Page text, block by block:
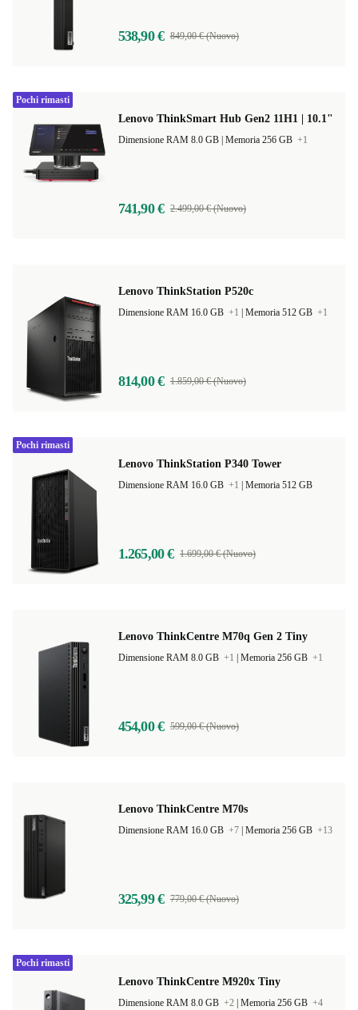
538,90 € 849,00 € (Nuovo)
Lenovo ThinkSmart Hub Gen2 11H1 | 10.1"
Memoria 256 GB +1
741,90 € 2.499,00 € (Nuovo)
Pochi rimasti
Lenovo ThinkStation P520c
Dimensione RAM 16.0 GB +1 Memoria 512 GB +1
814,00 € 1.859,00 € (Nuovo)
Lenovo ThinkStation P340 Tower
Dimensione RAM 16.0 GB +1 Memoria 512 GB
1.265,00 € 1.699,00 € (Nuovo)
Pochi rimasti
Lenovo ThinkCentre M70q Gen 2 Tiny
Dimensione RAM 8.0 GB +1 Memoria 256 GB +1
454,00 € 599,00 € (Nuovo)
Lenovo ThinkCentre M70s
Dimensione RAM 16.0 GB +7 Memoria 256 GB +13
325,99 € 779,00 € (Nuovo)
Lenovo ThinkCentre M920x Tiny
Dimensione RAM 8.0 GB +2 Memoria 256 GB +4
Pochi rimasti